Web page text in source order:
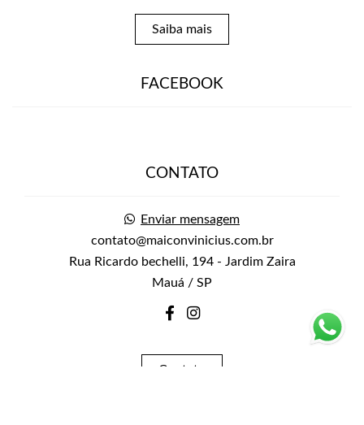
Saiba mais
FACEBOOK
CONTATO
Enviar mensagem
contato@maiconvinicius.com.br
Rua Ricardo bechelli, 194 - Jardim Zaira
Mauá / SP
Contato